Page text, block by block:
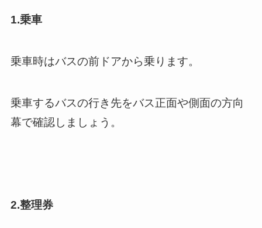
1.乗車
乗車時はバスの前ドアから乗ります。
乗車するバスの行き先をバス正面や側面の方向
幕で確認しましょう。
2.整理券